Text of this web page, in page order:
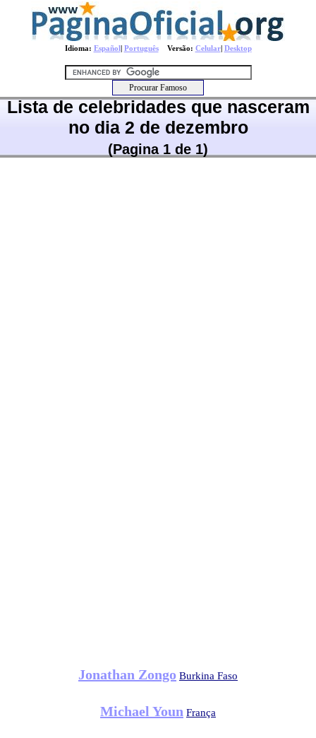
Idioma: Español| PortuguêsVersão: Celular| Desktop
Lista de celebridades que nasceram
no dia 2 de dezembro
(Pagina 1 de 1)
Jonathan Zongo Burkina Faso
Michael Youn França